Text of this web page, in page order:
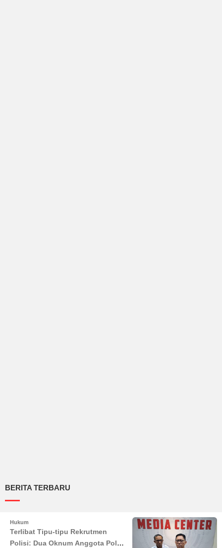
BERITA TERBARU
Hukum
Terlibat Tipu-tipu Rekrutmen
Polisi: Dua Oknum Anggota Polda